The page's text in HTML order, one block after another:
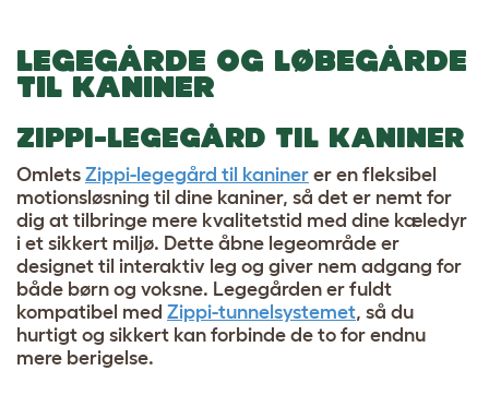
LEGEGÅRDE OG LØBEGÅRDE
TIL KANINER
ZIPPI-LEGEGÅRD TIL KANINER
Omlets Zippi-legegård til kaniner er en fleksibel
motionsløsning til dine kaniner, så det er nemt for
dig at tilbringe mere kvalitetstid med dine kæledyr
i et sikkert miljø. Dette åbne legeområde er
designet til interaktiv leg og giver nem adgang for
både børn og voksne. Legegården er fuldt
kompatibel med Zippi-tunnelsystemet, så du
hurtigt og sikkert kan forbinde de to for endnu
mere berigelse.